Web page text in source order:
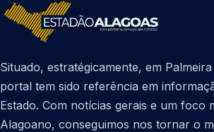
Situado, estratégicamente, em
portal tem sido referência em
Estado. Com notícias gerais e um foco
Alagoano, conseguimos nos tornar o